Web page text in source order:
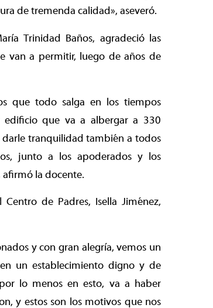
de tremenda calidad», aseveró.
Trinidad Baños, agradeció las
van a permitir, luego de años de
que todo salga en los tiempos
edificio que va a albergar a 330
tranquilidad también a todos
junto a los apoderados y los
afirmó la docente.
de Padres, Isella Jiménez,
y con gran alegría, vemos un
un establecimiento digno y de
lo menos en esto, va a haber
y estos son los motivos que nos